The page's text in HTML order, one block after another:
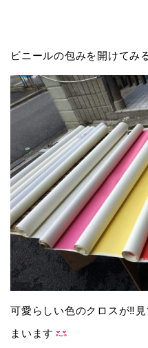
ビニールの包みを開けてみ
可愛らしい色のクロスが‼️
まいます